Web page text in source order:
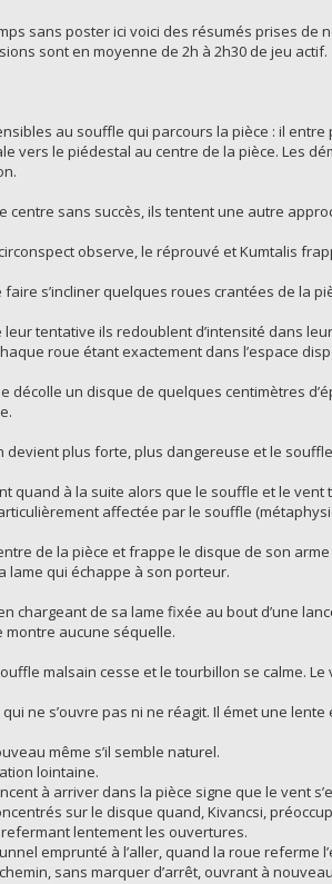
sans poster ici voici des résumés prises de
sont en moyenne de 2h à 2h30 de jeu actif.
au souffle qui parcours la pièce : il
vers le piédestal au centre de la pièce. Les
centre sans succès, ils tentent une autre
observe, le réprouvé et Kumtalis
s’incliner quelques roues crantées de la
leur tentative ils redoublent d’intensité dans
roue étant exactement dans l’espace
décolle un disque de quelques centimètres
devient plus forte, plus dangereuse et le
quand à la suite alors que le souffle et le
affectée par le souffle
de la pièce et frappe le disque de son
lame qui échappe à son porteur.
chargeant de sa lame fixée au bout d’une
montre aucune séquelle.
malsain cesse et le tourbillon se calme.
ne s’ouvre pas ni ne réagit. Il émet une
même s’il semble naturel.
lointaine.
à arriver dans la pièce signe que le vent
sur le disque quand, Kivancsi,
lentement les ouvertures.
emprunté à l’aller, quand la roue referme
sans marquer d’arrêt, ouvrant à